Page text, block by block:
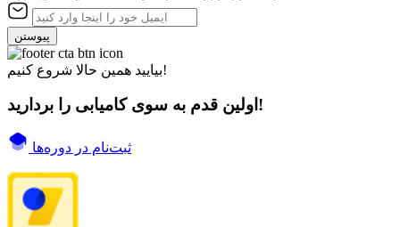
پیوستن
بیایید همین حالا شروع کنیم!
اولین قدم به سوی کامیابی را بردارید!
ثبت‌نام در دوره‌ها